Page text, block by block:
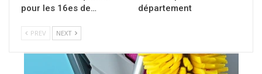
pour les 16es de…
département
PREV NEXT